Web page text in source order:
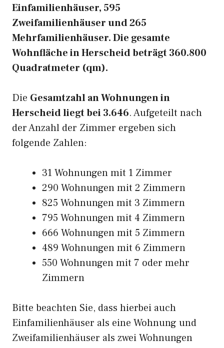
Einfamilienhäuser, 595
Zweifamilienhäuser und 265
Mehrfamilienhäuser. Die gesamte
Wohnfläche in Herscheid beträgt 360.800
Quadratmeter (qm).
Die Gesamtzahl an Wohnungen in
Herscheid liegt bei 3.646. Aufgeteilt nach
der Anzahl der Zimmer ergeben sich
folgende Zahlen:
31 Wohnungen mit 1 Zimmer
290 Wohnungen mit 2 Zimmern
825 Wohnungen mit 3 Zimmern
795 Wohnungen mit 4 Zimmern
666 Wohnungen mit 5 Zimmern
489 Wohnungen mit 6 Zimmern
550 Wohnungen mit 7 oder mehr
Zimmern
Bitte beachten Sie, dass hierbei auch
Einfamilienhäuser als eine Wohnung und
Zweifamilienhäuser als zwei Wohnungen